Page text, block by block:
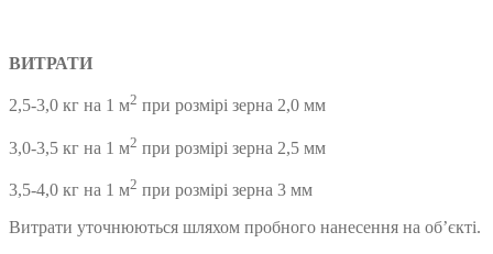
ВИТРАТИ
2,5-3,0 кг на 1 м2 при розмірі зерна 2,0 мм
3,0-3,5 кг на 1 м2 при розмірі зерна 2,5 мм
3,5-4,0 кг на 1 м2 при розмірі зерна 3 мм
Витрати уточнюються шляхом пробного нанесення на об’єкті.